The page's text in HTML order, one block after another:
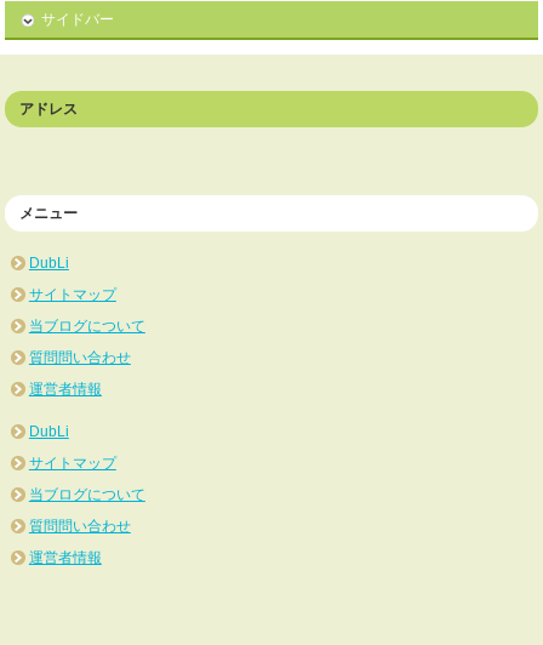
サイドバー
アドレス
メニュー
DubLi
サイトマップ
当ブログについて
質問問い合わせ
運営者情報
DubLi
サイトマップ
当ブログについて
質問問い合わせ
運営者情報